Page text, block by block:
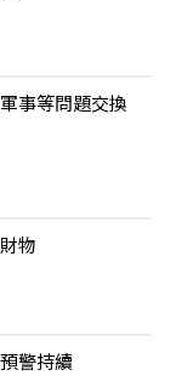
事等問題交換
物
警持續